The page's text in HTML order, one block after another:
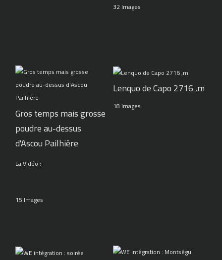
32 Images
Gros temps mais grosse
poudre au-dessus
d'Ascou Pailhière
La Vidéo :
15 Images
Lenquo de Capo 2716 ,m
18 Images